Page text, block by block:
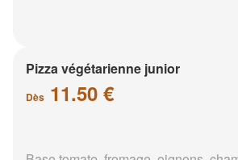
Pizza végétarienne junior
Dès 11.50 €